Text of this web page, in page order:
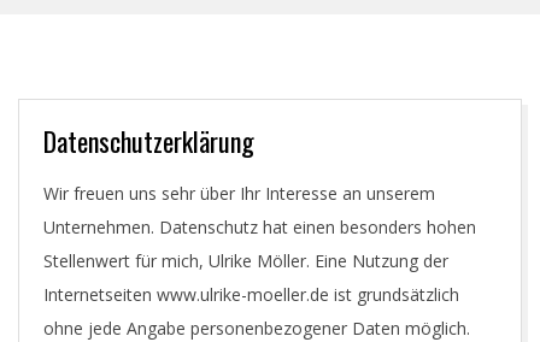
Datenschutzerklärung
Wir freuen uns sehr über Ihr Interesse an unserem
Unternehmen. Datenschutz hat einen besonders hohen
Stellenwert für mich, Ulrike Möller. Eine Nutzung der
Internetseiten www.ulrike-moeller.de ist grundsätzlich
ohne jede Angabe personenbezogener Daten möglich.